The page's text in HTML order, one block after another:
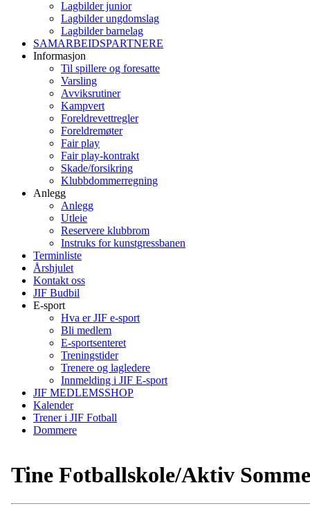
Lagbilder junior
Lagbilder ungdomslag
Lagbilder barnelag
SAMARBEIDSPARTNERE
Informasjon
Til spillere og foresatte
Varsling
Avviksrutiner
Kampvert
Foreldrevettregler
Foreldremøter
Fair play
Fair play-kontrakt
Skade/forsikring
Klubbdommerregning
Anlegg
Anlegg
Utleie
Reservere klubbrom
Instruks for kunstgressbanen
Terminliste
Årshjulet
Kontakt oss
JIF Budbil
E-sport
Hva er JIF e-sport
Bli medlem
E-sportsenteret
Treningstider
Trenere og lagledere
Innmelding i JIF E-sport
JIF MEDLEMSSHOP
Kalender
Trener i JIF Fotball
Dommere
Tine Fotballskole/Aktiv